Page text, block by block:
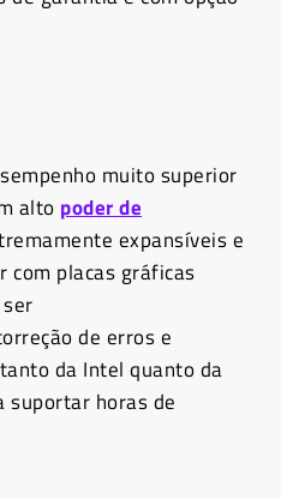
muito superior
alto poder de
expansíveis e
com placas gráficas
de erros e
da Intel quanto da
suportar horas de